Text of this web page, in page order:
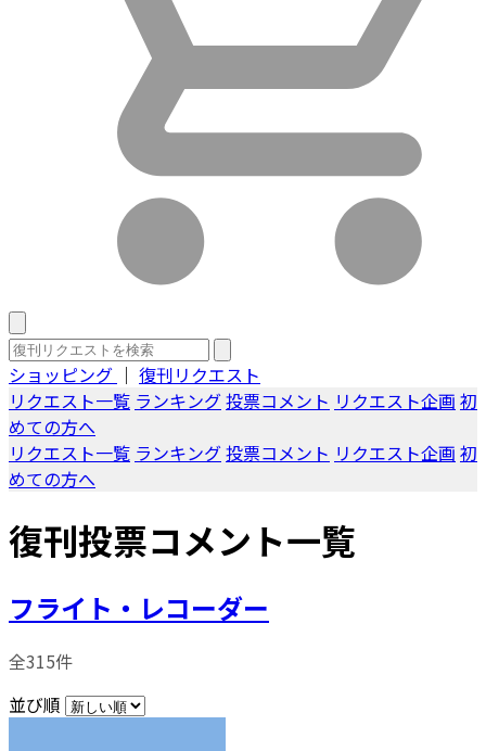
ショッピング ｜ 復刊リクエスト
リクエスト一覧 ランキング投票コメント リクエスト企画 初
めての方へ
リクエスト一覧 ランキング投票コメント リクエスト企画 初
めての方へ
復刊投票コメント一覧
フライト・レコーダー
全315件
並び順